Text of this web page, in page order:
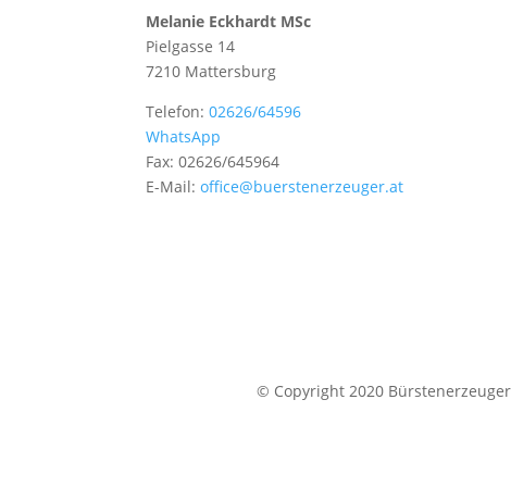
Melanie Eckhardt MSc
Pielgasse 14
7210 Mattersburg
Telefon:02626/64596
WhatsApp
Fax: 02626/645964
E-Mail:office@buerstenerzeuger.at
© Copyright 2020